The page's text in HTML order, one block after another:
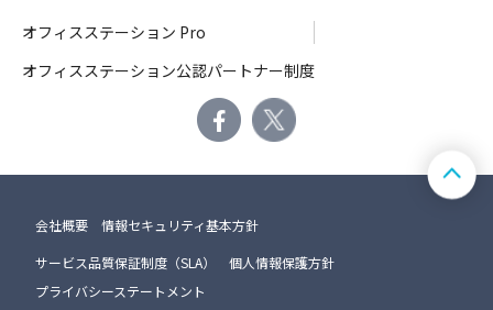
オフィスステーション Pro
オフィスステーション公認パートナー制度
会社概要
情報セキュリティ基本方針
サービス品質保証制度（SLA）
個人情報保護方針
プライバシーステートメント